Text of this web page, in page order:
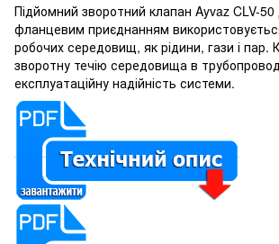
Підйомний зворотний клапан Ayvaz CLV-
фланцевим приєднанням
робочих середовищ, як рідини, гази і пар.
зворотну течію середовища в
експлуатаційну надійність системи.